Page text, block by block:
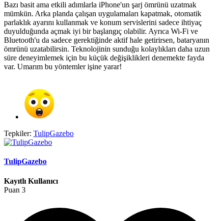
Bazı basit ama etkili adımlarla iPhone'un şarj ömrünü uzatmak
mümkün. Arka planda çalışan uygulamaları kapatmak, otomatik
parlaklık ayarını kullanmak ve konum servislerini sadece ihtiyaç
duyulduğunda açmak iyi bir başlangıç olabilir. Ayrıca Wi-Fi ve
Bluetooth'u da sadece gerektiğinde aktif hale getirirsen, bataryanın
ömrünü uzatabilirsin. Teknolojinin sunduğu kolaylıkları daha uzun
süre deneyimlemek için bu küçük değişiklikleri denemekte fayda
var. Umarım bu yöntemler işine yarar!
Tepkiler: TulipGazebo
TulipGazebo
Kayıtlı Kullanıcı
Puan 3